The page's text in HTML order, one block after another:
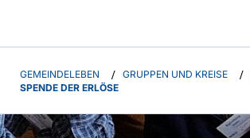
GEMEINDELEBEN / GRUPPEN UND KREISE /
SPENDE DER ERLÖSE